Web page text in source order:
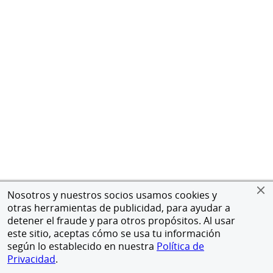
Nosotros y nuestros socios usamos cookies y
otras herramientas de publicidad, para ayudar a
detener el fraude y para otros propósitos. Al usar
este sitio, aceptas cómo se usa tu información
según lo establecido en nuestra Política de
Privacidad.